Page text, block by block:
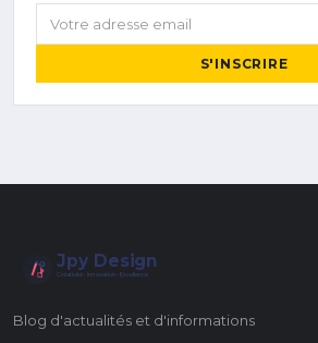
Votre adresse email
S'INSCRIRE
Jpy Design
Créativité • Innovation • Excellence
Blog d'actualités et d'informations